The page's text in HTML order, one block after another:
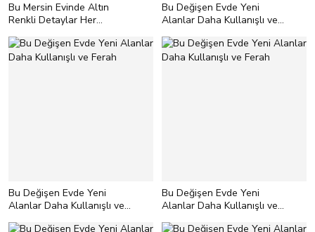
Bu Mersin Evinde Altın
Renkli Detaylar Her
Bu Değişen Evde Yeni
Alanlar Daha Kullanışlı ve
Bu Değişen Evde Yeni
Alanlar Daha Kullanışlı ve
Bu Değişen Evde Yeni
Alanlar Daha Kullanışlı ve